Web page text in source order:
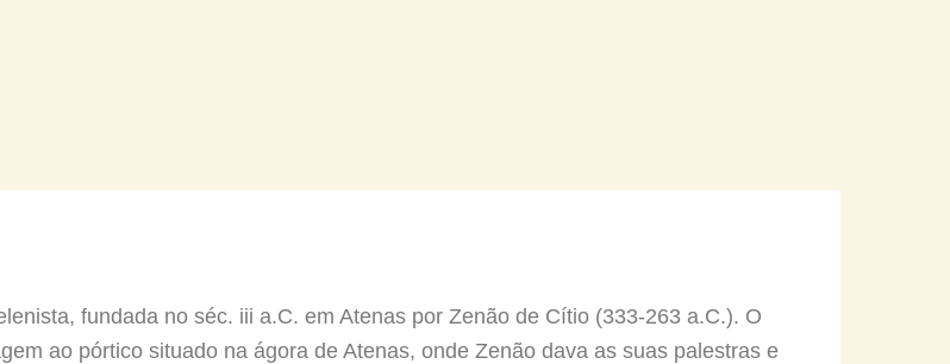
fundada no séc. iii a.C. em Atenas por Zenão de Cítio (333-263 a.C.). O
ao pórtico situado na ágora de Atenas, onde Zenão dava as suas palestras e